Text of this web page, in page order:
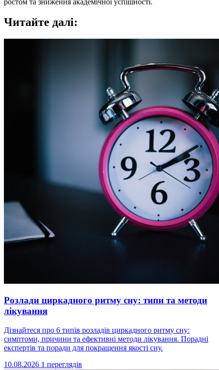
Читайте далі:
Розлади циркадного ритму сну: типи та методи
лікування
Дізнайтеся про 6 типів розладів циркадного ритму сну:
симптоми, причини та ефективні методи лікування. Порадні
експертів та поради для покращення якості сну.
10.08.2026 1 переглядів